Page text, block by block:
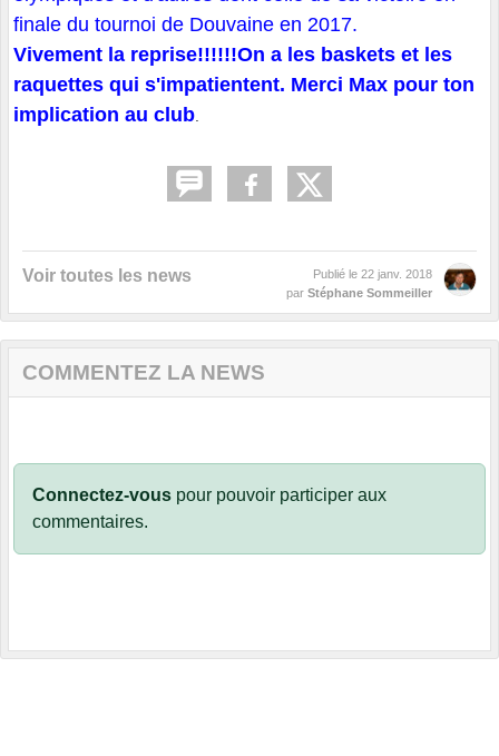
finale du tournoi de Douvaine en 2017.
Vivement la reprise!!!!!!On a les baskets et les
raquettes qui s'impatientent. Merci Max pour ton
implication au club
Voir toutes les news Publié le 22 janv. 2018
par Stéphane Sommeiller
COMMENTEZ LA NEWS
Connectez-vous pour pouvoir participer aux
commentaires.